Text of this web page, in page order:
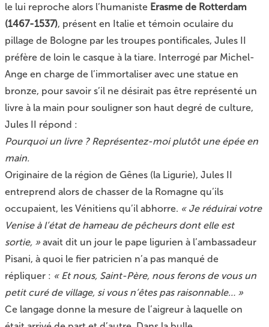
le lui reproche alors l’humaniste Erasme de Rotterdam
(1467-1537), présent en Italie et témoin oculaire du
pillage de Bologne par les troupes pontificales, Jules II
préfère de loin le casque à la tiare. Interrogé par Michel-
Ange en charge de l’immortaliser avec une statue en
bronze, pour savoir s’il ne désirait pas être représenté un
livre à la main pour souligner son haut degré de culture,
Jules II répond :
Pourquoi un livre ? Représentez-moi plutôt une épée en
main.
Originaire de la région de Gênes (la Ligurie), Jules II
entreprend alors de chasser de la Romagne qu’ils
occupaient, les Vénitiens qu’il abhorre. « Je réduirai votre
Venise à l’état de hameau de pêcheurs dont elle est
sortie, »avait dit un jour le pape ligurien à l’ambassadeur
Pisani, à quoi le fier patricien n’a pas manqué de
répliquer : « Et nous, Saint-Père, nous ferons de vous un
petit curé de village, si vous n’êtes pas raisonnable… »
Ce langage donne la mesure de l’aigreur à laquelle on